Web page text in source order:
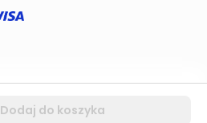
Dodaj do koszyka